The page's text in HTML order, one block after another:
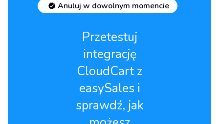
Anuluj w dowolnym momencie
Przetestuj
integrację
CloudCart z
easySales i
sprawdź, jak